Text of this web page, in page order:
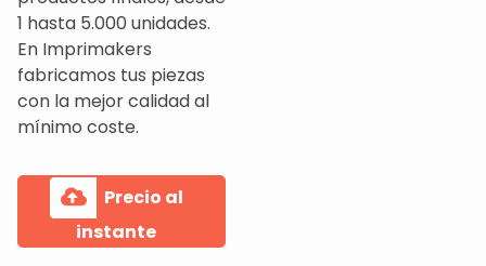
1 hasta 5.000 unidades.
En Imprimakers
fabricamos tus piezas
con la mejor calidad al
mínimo coste.
Precio al
instante